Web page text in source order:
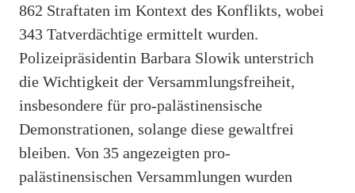
862 Straftaten im Kontext des Konflikts, wobei
343 Tatverdächtige ermittelt wurden.
Polizeipräsidentin Barbara Slowik unterstrich
die Wichtigkeit der Versammlungsfreiheit,
insbesondere für pro-palästinensische
Demonstrationen, solange diese gewaltfrei
bleiben. Von 35 angezeigten pro-
palästinensischen Versammlungen wurden